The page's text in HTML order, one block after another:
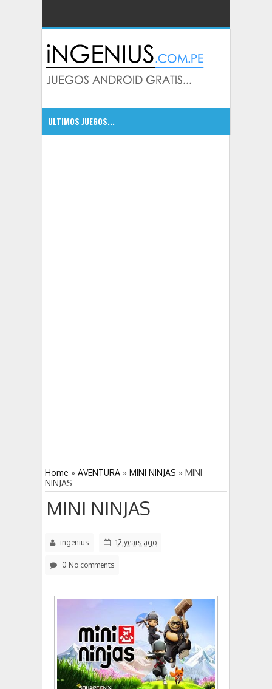
ULTIMOS JUEGOS...
Home » AVENTURA » MINI NINJAS » MINI
NINJAS
MINI NINJAS
ingenius 12 years ago
0 No comments